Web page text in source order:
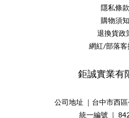
隱私條款
購物須知
退換貨政
網紅/部落客
鉅誠實業有
公司地址 ｜台中市西
統一編號 ｜